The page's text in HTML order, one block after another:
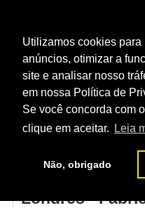
Utilizamos cookies para
anúncios, otimizar a
site e analisar nosso
em nossa Política de
Se você concorda com
clique em aceitar.
Leia
Não, obrigado
HOME NOTÍCIAS
Vídeo da
Londres -